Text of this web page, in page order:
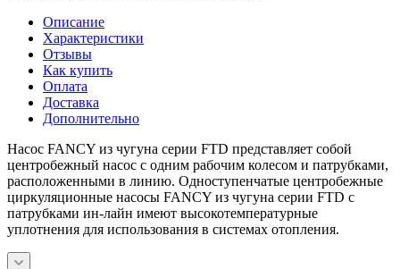
Описание
Характеристики
Отзывы
Как купить
Оплата
Доставка
Дополнительно
Насос FANCY из чугуна серии FTD представляет собой
центробежный насос с одним рабочим колесом и патрубками,
расположенными в линию. Одноступенчатые центробежные
циркуляционные насосы FANCY из чугуна серии FTD с
патрубками ин-лайн имеют высокотемпературные
уплотнения для использования в системах отопления.